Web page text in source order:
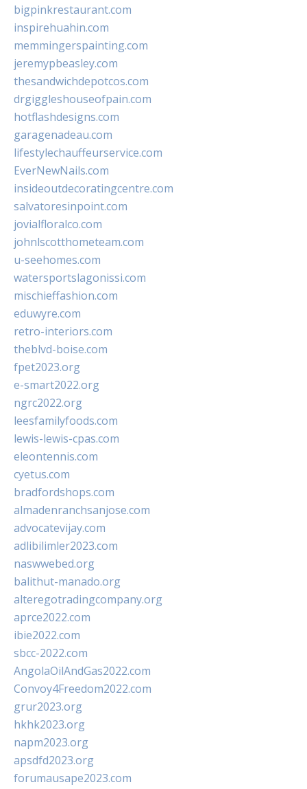
bigpinkrestaurant.com
inspirehuahin.com
memmingerspainting.com
jeremypbeasley.com
thesandwichdepotcos.com
drgiggleshouseofpain.com
hotflashdesigns.com
garagenadeau.com
lifestylechauffeurservice.com
EverNewNails.com
insideoutdecoratingcentre.com
salvatoresinpoint.com
jovialfloralco.com
johnlscotthometeam.com
u-seehomes.com
watersportslagonissi.com
mischieffashion.com
eduwyre.com
retro-interiors.com
theblvd-boise.com
fpet2023.org
e-smart2022.org
ngrc2022.org
leesfamilyfoods.com
lewis-lewis-cpas.com
eleontennis.com
cyetus.com
bradfordshops.com
almadenranchsanjose.com
advocatevijay.com
adlibilimler2023.com
naswwebed.org
balithut-manado.org
alteregotradingcompany.org
aprce2022.com
ibie2022.com
sbcc-2022.com
AngolaOilAndGas2022.com
Convoy4Freedom2022.com
grur2023.org
hkhk2023.org
napm2023.org
apsdfd2023.org
forumausape2023.com